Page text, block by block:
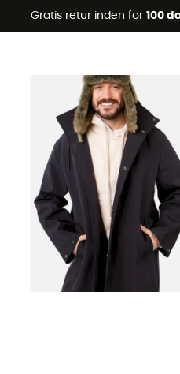
Gratis retur inden for 100
-5% Extra - Kode